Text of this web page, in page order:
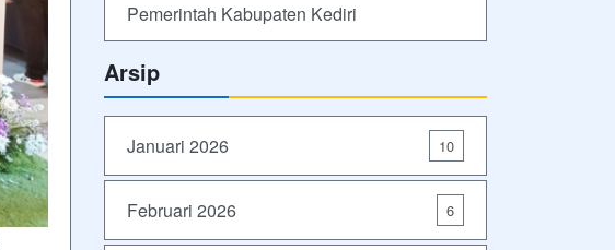
Pemerintah Kabupaten Kediri
Arsip
Januari 2026 10
Februari 2026 6